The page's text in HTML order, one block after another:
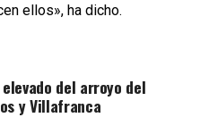
ellos», ha dicho.
del arroyo del
y Villafranca